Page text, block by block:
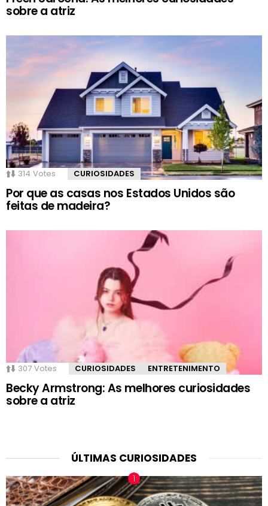
sobre a atriz
314 Votes CURIOSIDADES
Por que as casas nos Estados Unidos são
feitas de madeira?
307 Votes CURIOSIDADES ENTRETENIMENTO
Becky Armstrong: As melhores curiosidades
sobre a atriz
ÚLTIMAS CURIOSIDADES